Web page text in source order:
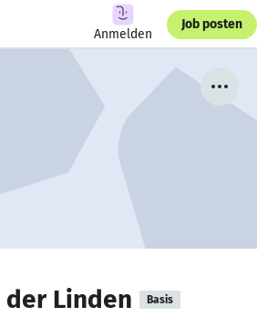
Anmelden
Job posten
der Linden Basis